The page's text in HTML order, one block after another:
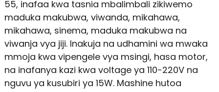
55, inafaa kwa tasnia mbalimbali zikiwemo
maduka makubwa, viwanda, mikahawa,
mikahawa, sinema, maduka makubwa na
viwanja vya jiji. Inakuja na udhamini wa mwaka
mmoja kwa vipengele vya msingi, hasa motor,
na inafanya kazi kwa voltage ya 110-220V na
nguvu ya kusubiri ya 15W. Mashine hutoa